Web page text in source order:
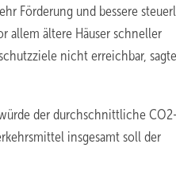
Förderung und bessere
allem ältere Häuser schneller
nicht erreichbar,
der durchschnittliche
insgesamt soll der